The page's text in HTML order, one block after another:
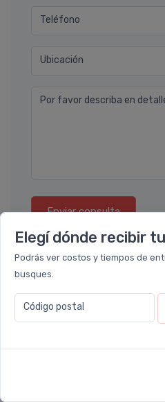
Elegí dónde recibir
Podrás ver costos y tiempos de
busques.
Código postal
Teléfono
Ubicación
Por favor describa en
Enviar consulta
También te